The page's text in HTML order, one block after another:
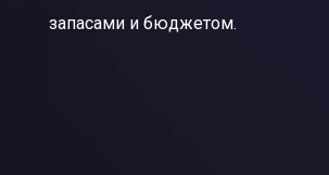
запасами и бюджетом.